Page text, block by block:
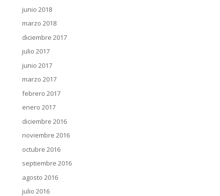
junio 2018
marzo 2018
diciembre 2017
julio 2017
junio 2017
marzo 2017
febrero 2017
enero 2017
diciembre 2016
noviembre 2016
octubre 2016
septiembre 2016
agosto 2016
julio 2016